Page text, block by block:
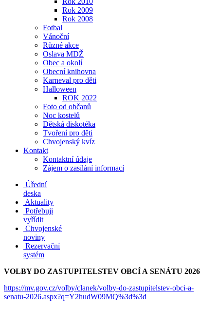
Rok 2009
Rok 2008
Fotbal
Vánoční
Různé akce
Oslava MDŽ
Obec a okolí
Obecní knihovna
Karneval pro děti
Halloween
ROK 2022
Foto od občanů
Noc kostelů
Dětská diskotéka
Tvoření pro děti
Chvojenský kvíz
Kontakt
Kontaktní údaje
Zájem o zasílání informací
Úřední
deska
Aktuality
Potřebuji
vyřídit
Chvojenské
noviny
Rezervační
systém
VOLBY DO ZASTUPITELSTEV OBCÍ A SENÁTU 2026
https://mv.gov.cz/volby/clanek/volby-do-zastupitelstev-obci-a-
senatu-2026.aspx?q=Y2hudW09MQ%3d%3d